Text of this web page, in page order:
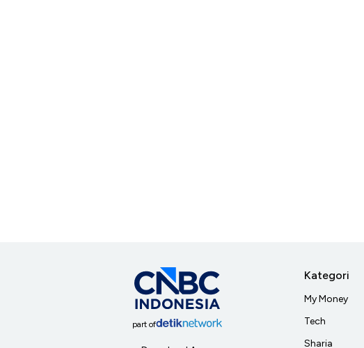
part of
Kategori
My Money
Tech
Sharia